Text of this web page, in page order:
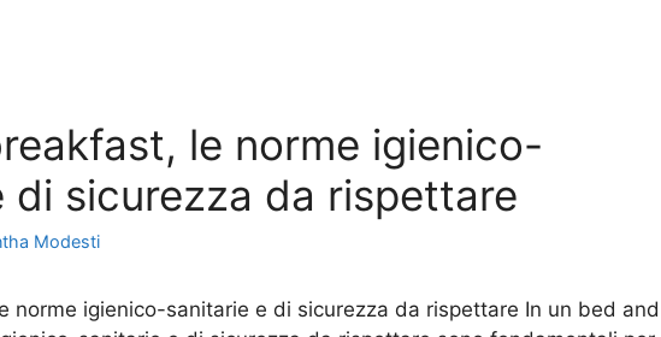
le norme igienico-
di sicurezza da rispettare
Modesti
norme igienico-sanitarie e di sicurezza da rispettare In un bed and